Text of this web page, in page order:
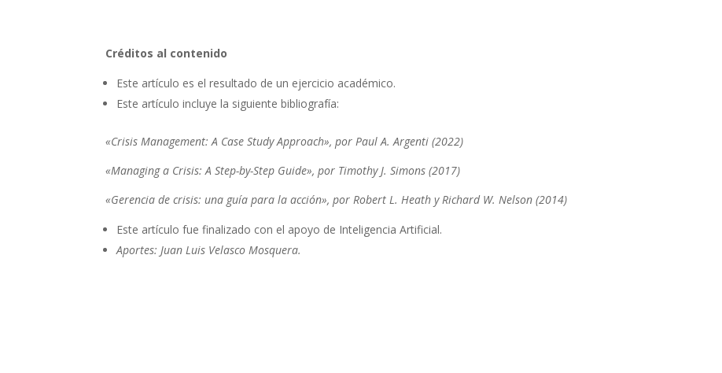
Créditos al contenido
Este artículo es el resultado de un ejercicio académico.
Este artículo incluye la siguiente bibliografía:
«Crisis Management: A Case Study Approach», por Paul A. Argenti (2022)
«Managing a Crisis: A Step-by-Step Guide», por Timothy J. Simons (2017)
«Gerencia de crisis: una guía para la acción», por Robert L. Heath y Richard W. Nelson (2014)
Este artículo fue finalizado con el apoyo de Inteligencia Artificial.
Aportes: Juan Luis Velasco Mosquera.